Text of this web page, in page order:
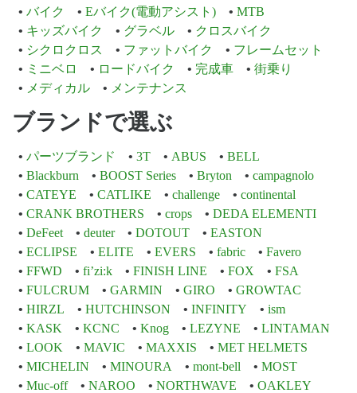
バイク
Eバイク(電動アシスト)
MTB
キッズバイク
グラベル
クロスバイク
シクロクロス
ファットバイク
フレームセット
ミニベロ
ロードバイク 完成車
街乗り
メディカル
メンテナンス
ブランドで選ぶ
パーツブランド 3T ABUS
BELL
Blackburn
BOOST Series Bryton
campagnolo
CATEYE
CATLIKE challenge
continental
CRANK BROTHERS
crops
DEDA ELEMENTI
DeFeet
deuter DOTOUT
EASTON
ECLIPSE
ELITE EVERS fabric
Favero
FFWD
fi’zi:k FINISH LINE FOX
FSA
FULCRUM
GARMIN GIRO
GROWTAC
HIRZL
HUTCHINSON INFINITY
ism
KASK
KCNC Knog LEZYNE
LINTAMAN
LOOK
MAVIC MAXXIS
MET HELMETS
MICHELIN
MINOURA mont-bell
MOST
Muc-off
NAROO NORTHWAVE
OAKLEY